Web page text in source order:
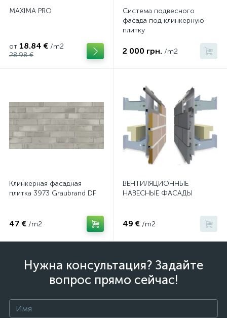
MAXIMA PRO
от 18.84 € /m2
28.98 €
Система подвесного
фасада под клинкерную
плитку
2 000 грн. /m2
Клинкерная фасадная
плитка 3973 Graubrand DF
47 € /m2
ВЕНТИЛЯЦИОННЫЕ
НАВЕСНЫЕ ФАСАДЫ
49 € /m2
Нужна консультация? Задайте
вопрос прямо сейчас!